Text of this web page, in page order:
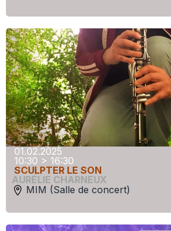
01.02.2025
10:30 > 16:30
SCULPTER LE SON
AURÉLIE CHARNEUX
MIM (Salle de concert)